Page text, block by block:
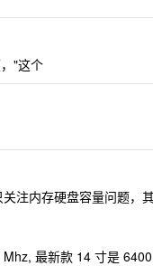
"这个
注内存硬盘容量问题，
最新款 14 寸是